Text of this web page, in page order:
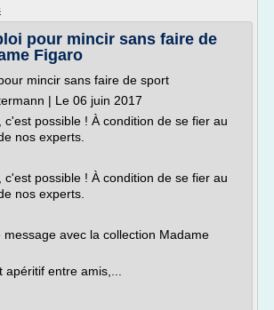
pour mincir sans faire de
Figaro
mincir sans faire de sport
| Le 06 juin 2017
c'est possible ! À condition de se fier au
nos experts.
c'est possible ! À condition de se fier au
nos experts.
message avec la collection Madame
entre amis,...